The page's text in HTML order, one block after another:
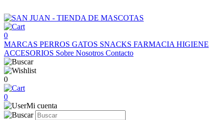
0
MARCAS PERROS GATOS SNACKS FARMACIA HIGIENE
ACCESORIOS Sobre Nosotros Contacto
0
0
Mi cuenta